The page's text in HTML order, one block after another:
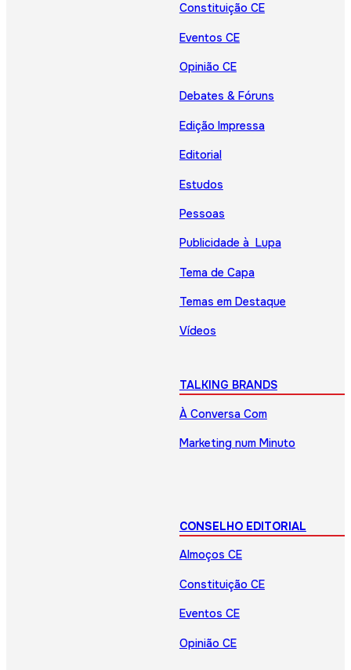
Constituição CE
Eventos CE
Opinião CE
Debates & Fóruns
Edição Impressa
Editorial
Estudos
Pessoas
Publicidade à Lupa
Tema de Capa
Temas em Destaque
Vídeos
TALKING BRANDS
À Conversa Com
Marketing num Minuto
CONSELHO EDITORIAL
Almoços CE
Constituição CE
Eventos CE
Opinião CE